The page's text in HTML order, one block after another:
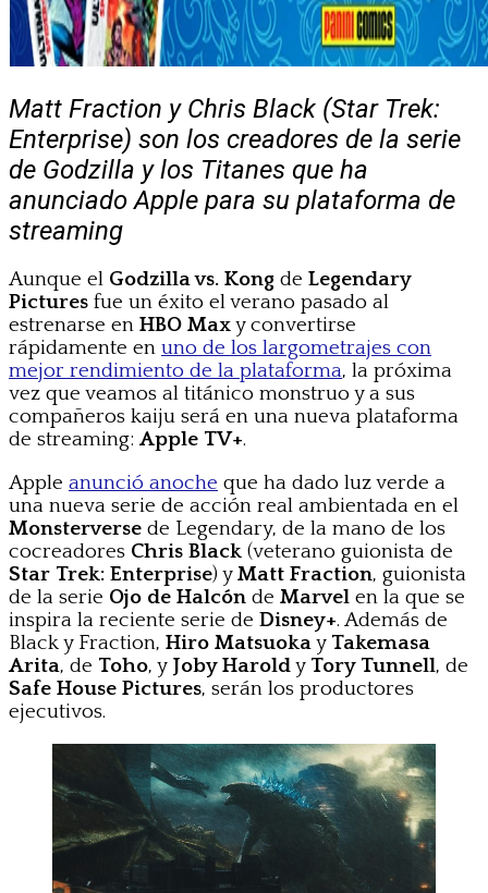
Matt Fraction y Chris Black (Star Trek:
Enterprise) son los creadores de la serie
de Godzilla y los Titanes que ha
anunciado Apple para su plataforma de
streaming
Aunque el Godzilla vs. Kong de Legendary
Pictures fue un éxito el verano pasado al
estrenarse en HBO Maxy convertirse
rápidamente en uno de los largometrajes con
mejor rendimiento de la plataforma, la próxima
vez que veamos al titánico monstruo y a sus
compañeros kaiju será en una nueva plataforma
de streaming: Apple TV+.
Apple anunció anoche que ha dado luz verde a
una nueva serie de acción real ambientada en el
Monsterverse de Legendary, de la mano de los
cocreadores Chris Black (veterano guionista de
Star Trek: Enterprise) yMatt Fraction, guionista
de la serie Ojo de Halcón de Marvel en la que se
inspira la reciente serie de Disney+. Además de
Black y Fraction, Hiro Matsuokay Takemasa
Arita, de Toho, y Joby Haroldy Tory Tunnell, de
Safe House Pictures, serán los productores
ejecutivos.